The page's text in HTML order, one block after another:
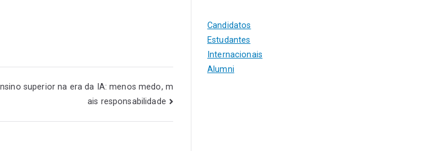
superior na era da IA: menos medo, m
ais responsabilidade
Candidatos
Estudantes
Internacionais
Alumni